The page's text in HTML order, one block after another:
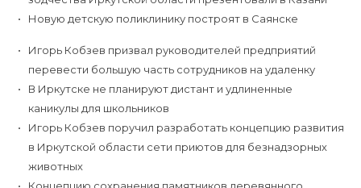
Новую детскую поликлинику построят в Саянске
Игорь Кобзев призвал руководителей предприятий
перевести большую часть сотрудников на удаленку
В Иркутске не планируют дистант и удлиненные
каникулы для школьников
Игорь Кобзев поручил разработать концепцию развития
в Иркутской области сети приютов для безнадзорных
животных